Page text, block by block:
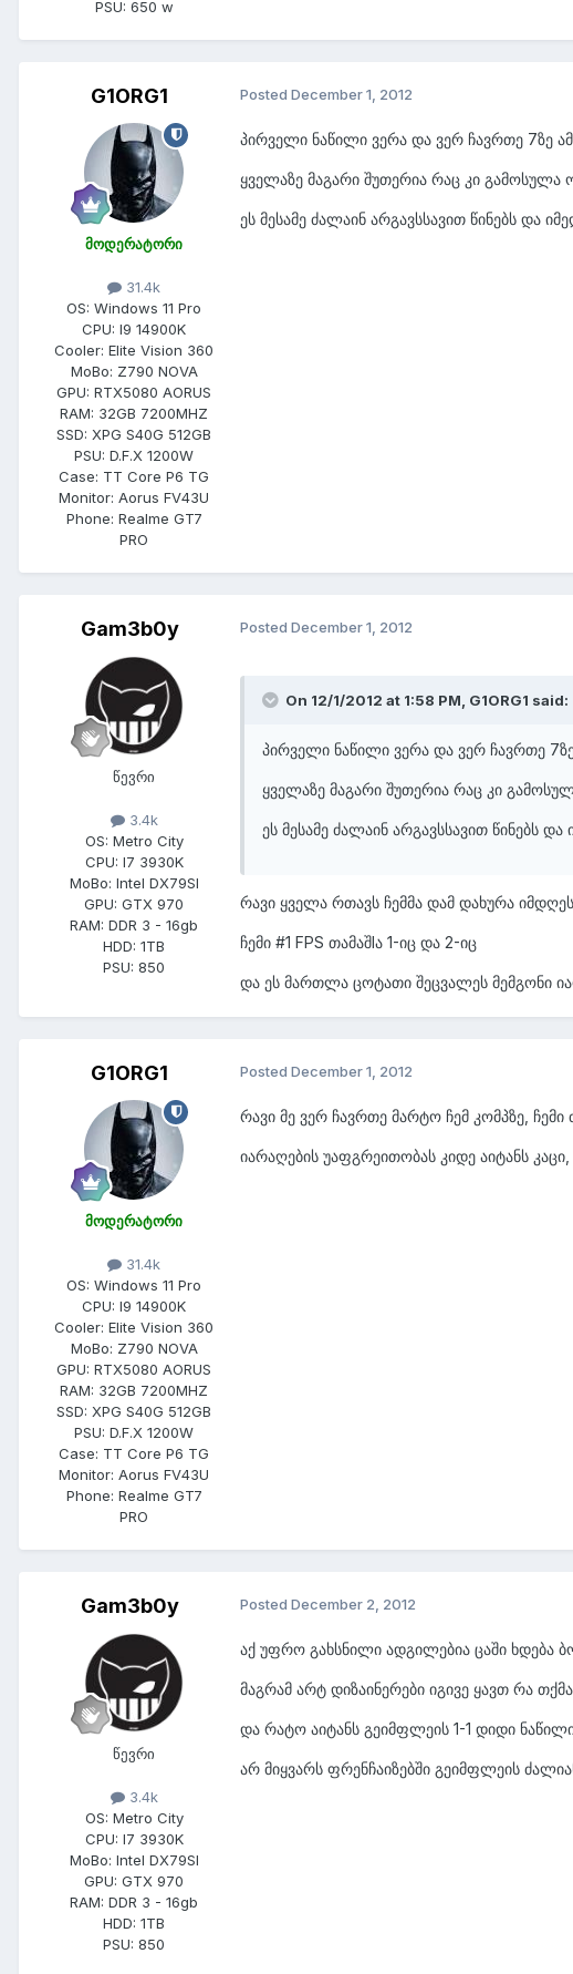
PSU: 650 w
G1ORG1
მოდერატორი
31.4k
OS: Windows 11 Pro
CPU: I9 14900K
Cooler: Elite Vision 360
MoBo: Z790 NOVA
GPU: RTX5080 AORUS
RAM: 32GB 7200MHZ
SSD: XPG S40G 512GB
PSU: D.F.X 1200W
Case: TT Core P6 TG
Monitor: Aorus FV43U
Phone: Realme GT7
PRO
Posted December 1, 2012
პირველი ნაწილი ვერა და ვერ ჩავრთე 7ზე
ყველაზე მაგარი შუთერია რაც კი გამოსულა
ეს მესამე ძალაინ არგავსსავით წინებს და
Gam3b0y
წევრი
3.4k
OS: Metro City
CPU: I7 3930K
MoBo: Intel DX79SI
GPU: GTX 970
RAM: DDR 3 - 16gb
HDD: 1TB
PSU: 850
Posted December 1, 2012
On 12/1/2012 at 1:58 PM, G1ORG1 said:
პირველი ნაწილი ვერა და ვერ ჩავრთე
ყველაზე მაგარი შუთერია რაც კი
ეს მესამე ძალაინ არგავსსავით წინებს და
რავი ყველა რთავს ჩემმა დამ დახურა იმდღეს
ჩემი #1 FPS თამაშIა 1-იც და 2-იც
და ეს მართლა ცოტათი შეცვალეს მემგონი
G1ORG1
მოდერატორი
31.4k
OS: Windows 11 Pro
CPU: I9 14900K
Cooler: Elite Vision 360
MoBo: Z790 NOVA
GPU: RTX5080 AORUS
RAM: 32GB 7200MHZ
SSD: XPG S40G 512GB
PSU: D.F.X 1200W
Case: TT Core P6 TG
Monitor: Aorus FV43U
Phone: Realme GT7
PRO
Posted December 1, 2012
რავი მე ვერ ჩავრთე მარტო ჩემ კომპზე, ჩემი
იარაღების უაფგრეითობას კიდე აიტანს
Gam3b0y
წევრი
3.4k
OS: Metro City
CPU: I7 3930K
MoBo: Intel DX79SI
GPU: GTX 970
RAM: DDR 3 - 16gb
HDD: 1TB
PSU: 850
Posted December 2, 2012
აქ უფრო გახსნილი ადგილებია ცაში
მაგრამ არტ დიზაინერები იგივე ყავთ რა
და რატო აიტანს გეიმფლეის 1-1 დიდი
არ მიყვარს ფრენჩაიზებში გეიმფლეის